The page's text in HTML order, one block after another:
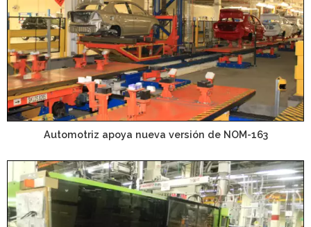
Automotriz apoya nueva versión de NOM-163